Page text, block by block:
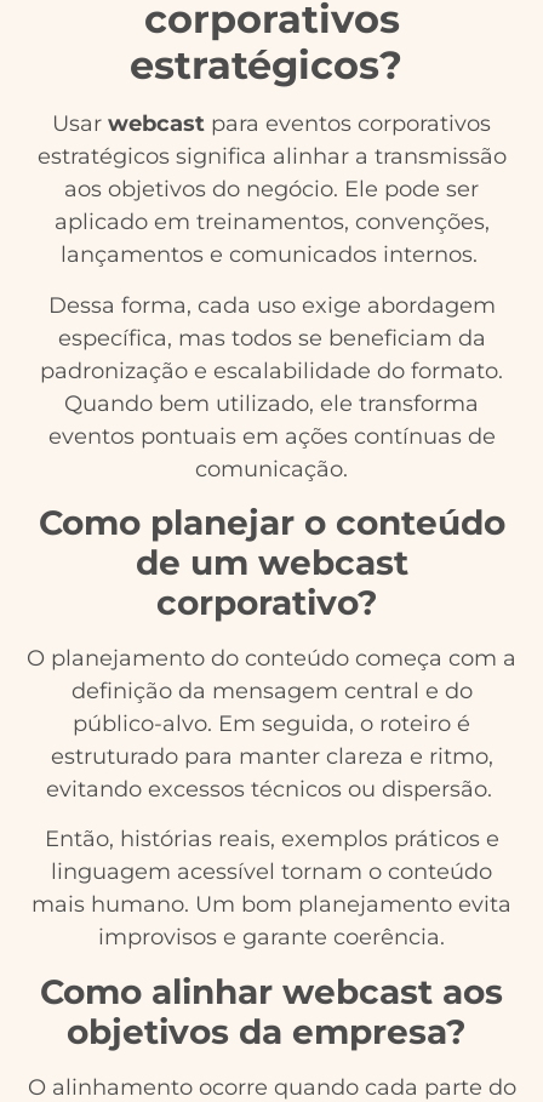
corporativos
estratégicos?
Usar webcast para eventos corporativos
estratégicos significa alinhar a transmissão
aos objetivos do negócio. Ele pode ser
aplicado em treinamentos, convenções,
lançamentos e comunicados internos.
Dessa forma, cada uso exige abordagem
específica, mas todos se beneficiam da
padronização e escalabilidade do formato.
Quando bem utilizado, ele transforma
eventos pontuais em ações contínuas de
comunicação.
Como planejar o conteúdo
de um webcast
corporativo?
O planejamento do conteúdo começa com a
definição da mensagem central e do
público-alvo. Em seguida, o roteiro é
estruturado para manter clareza e ritmo,
evitando excessos técnicos ou dispersão.
Então, histórias reais, exemplos práticos e
linguagem acessível tornam o conteúdo
mais humano. Um bom planejamento evita
improvisos e garante coerência.
Como alinhar webcast aos
objetivos da empresa?
O alinhamento ocorre quando cada parte do